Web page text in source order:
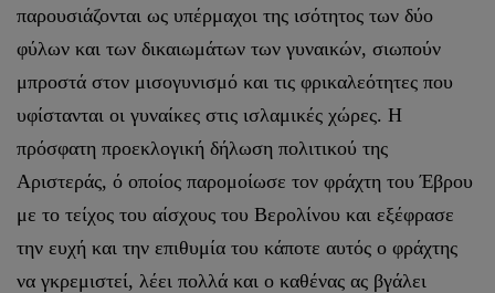
παρουσιάζονται ως υπέρμαχοι της ισότητος των δύο
φύλων και των δικαιωμάτων των γυναικών, σιωπούν
μπροστά στον μισογυνισμό και τις φρικαλεότητες που
υφίστανται οι γυναίκες στις ισλαμικές χώρες. Η
πρόσφατη προεκλογική δήλωση πολιτικού της
Αριστεράς, ό οποίος παρομοίωσε τον φράχτη του Έβρου
με το τείχος του αίσχους του Βερολίνου και εξέφρασε
την ευχή και την επιθυμία του κάποτε αυτός ο φράχτης
να γκρεμιστεί, λέει πολλά και ο καθένας ας βγάλει